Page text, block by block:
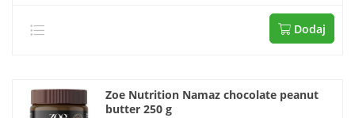
Dodaj
Zoe Nutrition Namaz chocolate peanut
butter 250 g